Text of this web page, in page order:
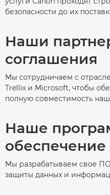
безопасности до их
Наши
соглашения
Мы сотрудничаем с
Trellix и Microsoft, чтобы
полную совместимость
Наше
обеспечение
Мы разрабатываем свое
защиты данных и